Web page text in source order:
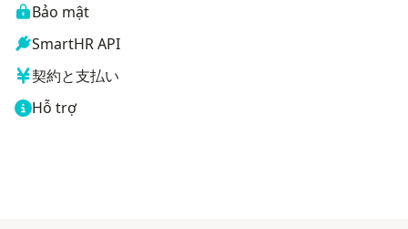
Bảo mật
SmartHR API
契約と支払い
Hỗ trợ